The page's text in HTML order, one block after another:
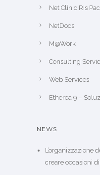
Net Clinic Ris
NetDocs
M@Work
Consulting
Web Services
Etherea 9 –
NEWS
L’organizzazione
creare occasioni